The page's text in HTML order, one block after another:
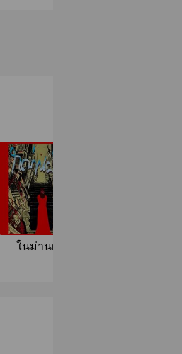
ในม่านฝัน